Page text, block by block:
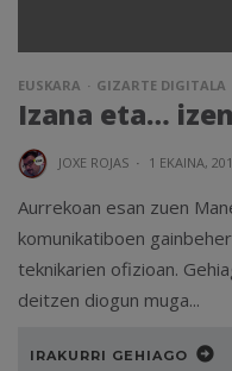
EUSKARA GIZARTE DIGITALA
Izana eta…
JOXE ROJAS · 1 EKAINA,
Aurrekoan esan zuen
komunikatiboen
teknikarien ofizioan.
deitzen diogun muga...
IRAKURRI GEHIAGO